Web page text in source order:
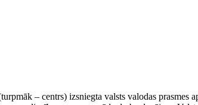
– centrs) izsniegta valsts valodas prasmes